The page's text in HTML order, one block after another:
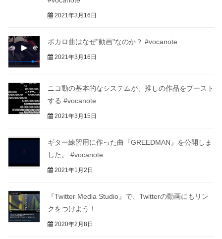
2021年3月16日
ボカロ曲はなぜ"動画"なのか？ #vocanote
2021年3月16日
ニコ動の基本的なシステムが、推しの作品をブースト
する #vocanote
2021年3月15日
ギター練習用に作った曲『GREEDMAN』を公開しま
した。 #vocanote
2021年1月2日
『Twitter Media Studio』で、Twitterの動画にもリン
クをつけよう！
2020年2月8日